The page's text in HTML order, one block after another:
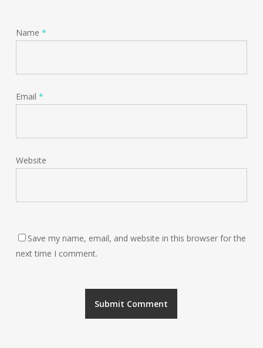
Name *
Email *
Website
Save my name, email, and website in this browser for the
next time I comment.